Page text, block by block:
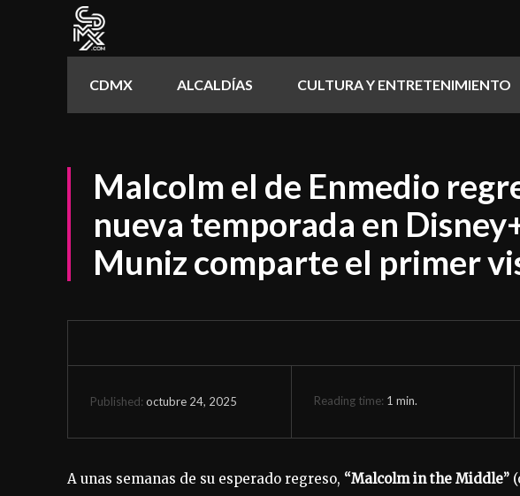
CDMX ALCALDÍAS CULTURA Y ENTRETENIMIENTO
Malcolm el de Enmedio
nueva temporada en
Muniz comparte el primer
Published: octubre 24, 2025 Reading time: 1 min.
A unas semanas de su esperado regreso, “Malcolm in the Middle”